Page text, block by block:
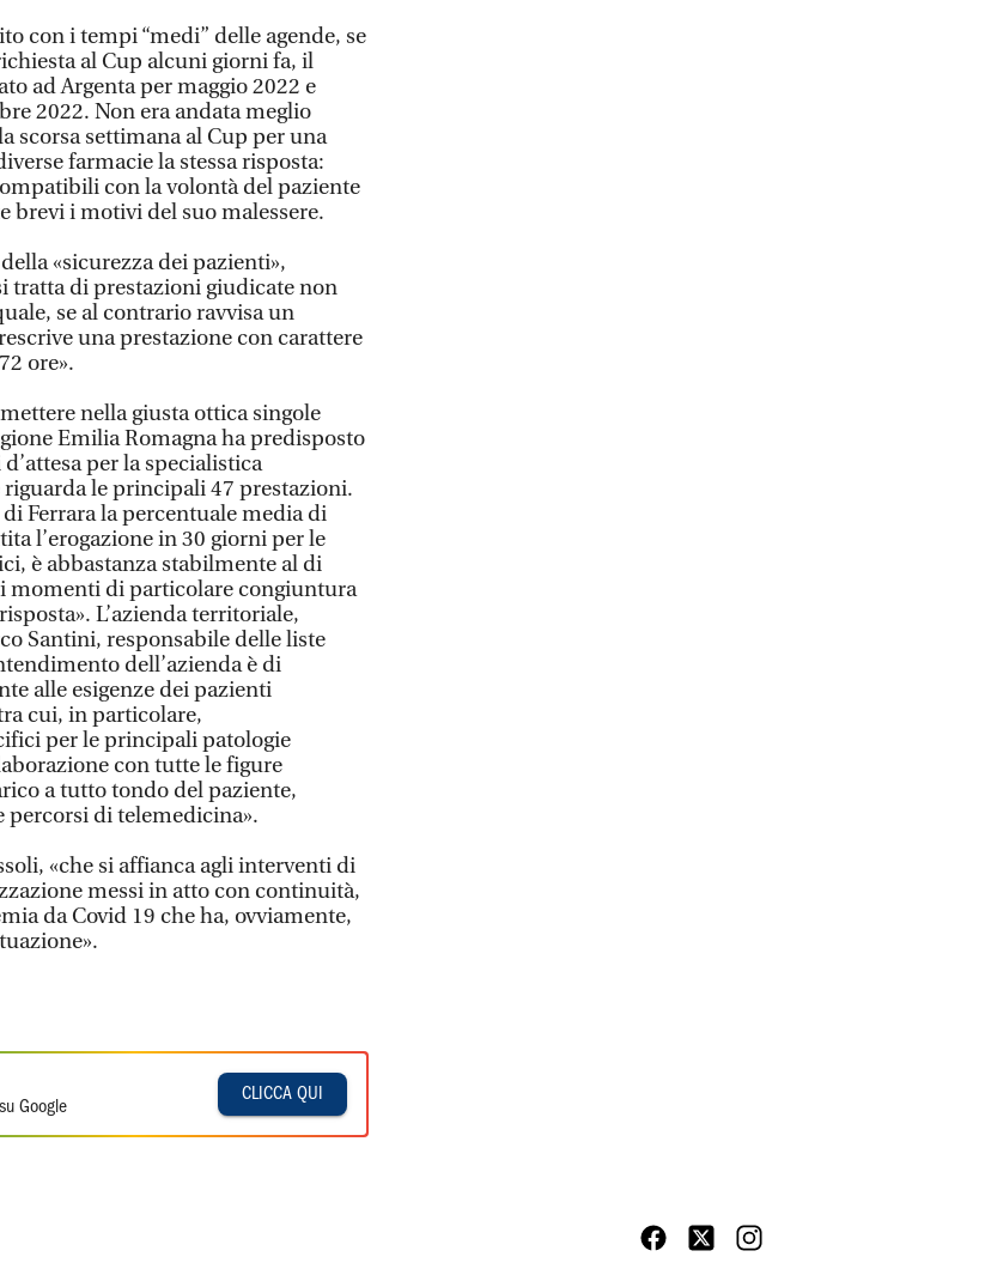
con i tempi “medi” delle agende, se
al Cup alcuni giorni fa, il
ad Argenta per maggio 2022 e
2022. Non era andata meglio
scorsa settimana al Cup per una
farmacie la stessa risposta:
con la volontà del paziente
brevi i motivi del suo malessere.
«sicurezza dei pazienti»,
tratta di prestazioni giudicate non
se al contrario ravvisa un
una prestazione con carattere
ore».
nella giusta ottica singole
Emilia Romagna ha predisposto
per la specialistica
le principali 47 prestazioni.
Ferrara la percentuale media di
l’erogazione in 30 giorni per le
è abbastanza stabilmente al di
momenti di particolare congiuntura
L’azienda territoriale,
Santini, responsabile delle liste
dell’azienda è di
alle esigenze dei pazienti
cui, in particolare,
per le principali patologie
con tutte le figure
a tutto tondo del paziente,
percorsi di telemedicina».
«che si affianca agli interventi di
messi in atto con continuità,
da Covid 19 che ha, ovviamente,
Google
CLICCA QUI